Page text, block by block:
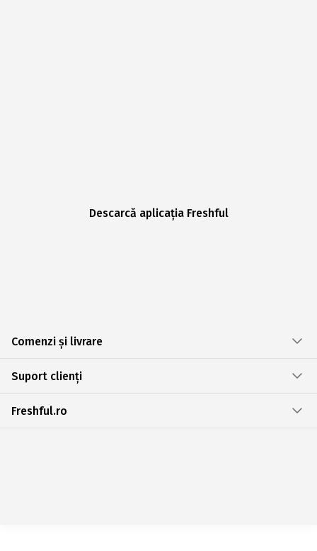
Descarcă aplicația Freshful
Comenzi și livrare
Suport clienți
Freshful.ro